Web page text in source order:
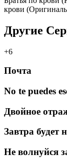
крови
Другие
+6
Почта
No te puedes
Двойное
Завтра будет
Не волнуйся